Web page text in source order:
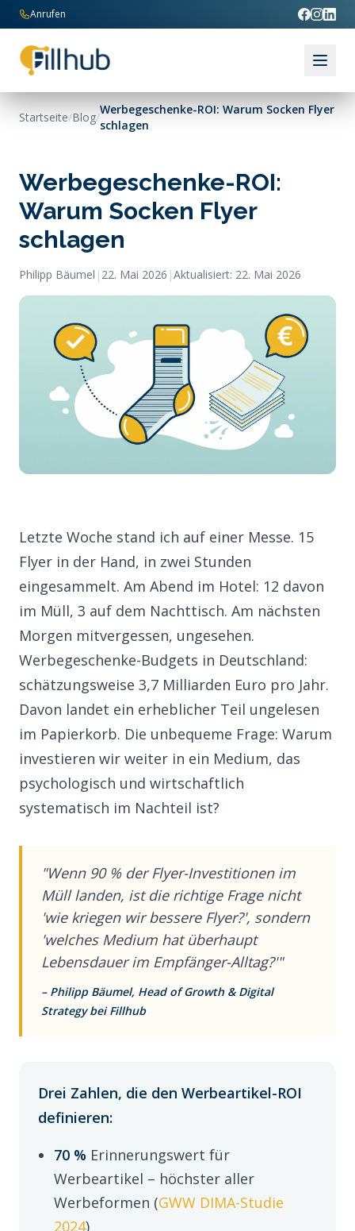
Zum Inhalt springen
Anrufen
Startseite/Blog/
Werbegeschenke-ROI: Warum Socken Flyer
schlagen
Werbegeschenke-ROI:
Warum Socken Flyer
schlagen
Philipp Bäumel | 22. Mai 2026 |Aktualisiert: 22. Mai 2026
Letzte Woche stand ich auf einer Messe. 15
Flyer in der Hand, in zwei Stunden
eingesammelt. Am Abend im Hotel: 12 davon
im Müll, 3 auf dem Nachttisch. Am nächsten
Morgen mitvergessen, ungesehen.
Werbegeschenke-Budgets in Deutschland:
schätzungsweise 3,7 Milliarden Euro pro Jahr.
Davon landet ein erheblicher Teil ungelesen
im Papierkorb. Die unbequeme Frage: Warum
investieren wir weiter in ein Medium, das
psychologisch und wirtschaftlich
systematisch im Nachteil ist?
"Wenn 90 % der Flyer-Investitionen im
Müll landen, ist die richtige Frage nicht
'wie kriegen wir bessere Flyer?', sondern
'welches Medium hat überhaupt
Lebensdauer im Empfänger-Alltag?'"
– Philipp Bäumel, Head of Growth & Digital
Strategy bei Fillhub
Drei Zahlen, die den Werbeartikel-ROI
definieren:
70 % Erinnerungswert für
Werbeartikel – höchster aller
Werbeformen (GWW DIMA-Studie
2024)